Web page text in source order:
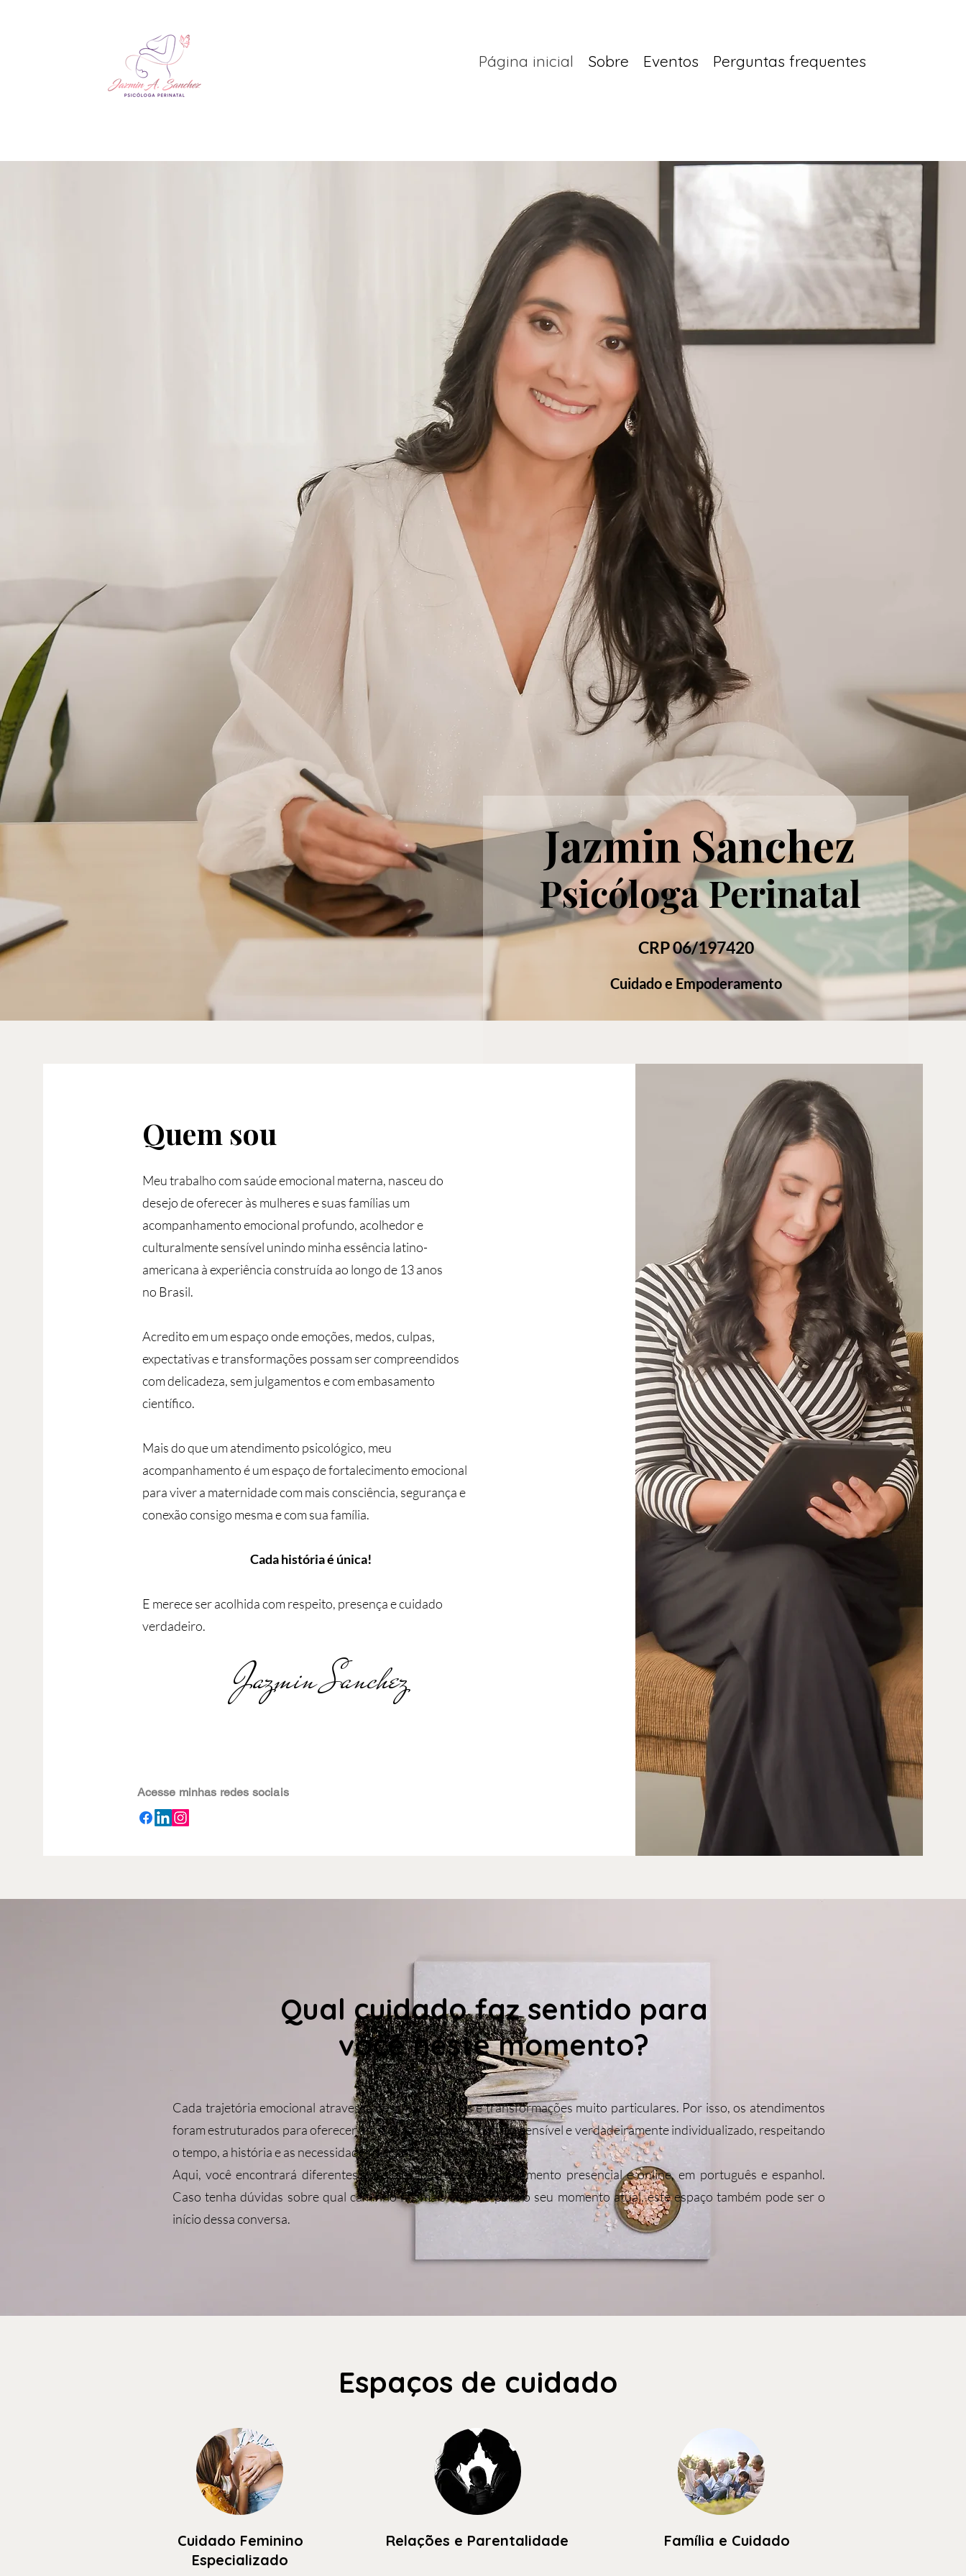
Página inicial Sobre Eventos Perguntas frequentes
Jazmin Sanchez
Psicóloga Perinatal
CRP 06/197420
Cuidado e Empoderamento
Quem sou
Meu trabalho com saúde emocional materna, nasceu do
desejo de oferecer às mulheres e suas famílias um
acompanhamento emocional profundo, acolhedor e
culturalmente sensível unindo minha essência latino-
americana à experiência construída ao longo de 13 anos
no Brasil.
Acredito em um espaço onde emoções, medos, culpas,
expectativas e transformações possam ser compreendidos
com delicadeza, sem julgamentos e com embasamento
científico.
Mais do que um atendimento psicológico, meu
acompanhamento é um espaço de fortalecimento emocional
para viver a maternidade com mais consciência, segurança e
conexão consigo mesma e com sua família.
Cada história é única!
E merece ser acolhida com respeito, presença e cuidado
verdadeiro.
Jazmin Sanchez
Acesse minhas redes sociais
Qual cuidado faz sentido para
você neste momento?
Cada trajetória emocional atravessa desafios, vínculos e transformações muito particulares. Por isso, os atendimentos
foram estruturados para oferecer um cuidado psicológico ético, sensível e verdadeiramente individualizado, respeitando
o tempo, a história e as necessidades de cada mulher e família.
Aqui, você encontrará diferentes possibilidades de acompanhamento presencial e online, em português e espanhol.
Caso tenha dúvidas sobre qual caminho faz mais sentido para o seu momento atual, este espaço também pode ser o
início dessa conversa.
Espaços de cuidado
Cuidado Feminino
Especializado
Relações e Parentalidade Família e Cuidado